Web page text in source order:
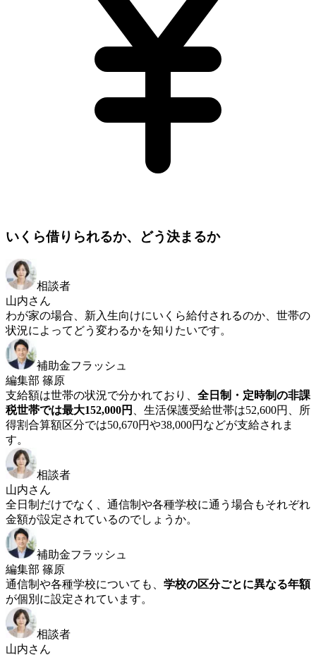
いくら借りられるか、どう決まるか
相談者
山内さん
わが家の場合、新入生向けにいくら給付されるのか、世帯の
状況によってどう変わるかを知りたいです。
補助金フラッシュ
編集部 篠原
支給額は世帯の状況で分かれており、 全日制・定時制の非課
税世帯では最大152,000円
、生活保護受給世帯は52,600円、所
得割合算額区分では50,670円や38,000円などが支給されま
す。
相談者
山内さん
全日制だけでなく、通信制や各種学校に通う場合もそれぞれ
金額が設定されているのでしょうか。
補助金フラッシュ
編集部 篠原
通信制や各種学校についても、 学校の区分ごとに異なる年額
が個別に設定されています。
相談者
山内さん